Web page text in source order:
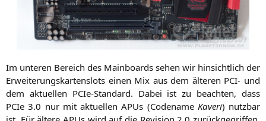
Im unte­ren Bereich des Main­boards sehen wir hin­sicht­lich der
Erwei­te­rungs­kar­ten­slots einen Mix aus dem älte­ren PCI- und
dem aktu­el­len PCIe-Stan­dard. Dabei ist zu beach­ten, dass
PCIe 3.0 nur mit aktu­el­len APUs (Code­na­me Kaveri) nutz­bar